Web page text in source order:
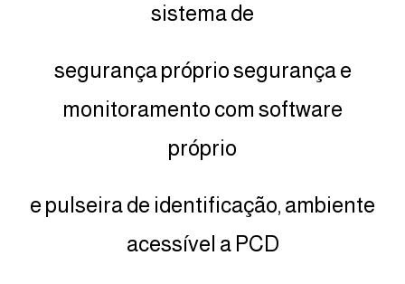
sistema de
segurança próprio segurança e
monitoramento com software
próprio
e pulseira de identificação, ambiente
acessível a PCD